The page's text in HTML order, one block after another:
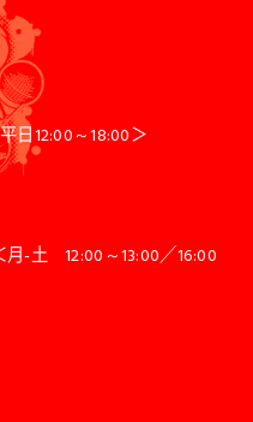
日12:00～18:00＞
-土 12:00～13:00／16:00